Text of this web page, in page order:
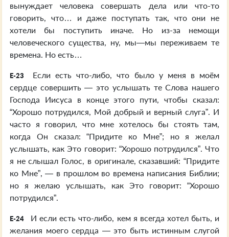
вынуждает человека совершать дела или что-то
говорить, что… и даже поступать так, что они не
хотели бы поступить иначе. Но из-за немощи
человеческого существа, ну, мы—мы переживаем те
времена. Но есть…
E-23
Если есть что-либо, что было у меня в моём
сердце совершить — это услышать те Слова нашего
Господа Иисуса в конце этого пути, чтобы сказал:
“Хорошо потрудился, Мой добрый и верный слуга”. И
часто я говорил, что мне хотелось бы стоять там,
когда Он сказал: “Придите ко Мне”; но я желал
услышать, как Это говорит: “Хорошо потрудился”. Что
я не слышал Голос, в оригинале, сказавший: “Придите
ко Мне”, — в прошлом во времена написания Библии;
но я желаю услышать, как Это говорит: “Хорошо
потрудился”.
E-24
И если есть что-либо, кем я всегда хотел быть, и
желания моего сердца — это быть истинным слугой